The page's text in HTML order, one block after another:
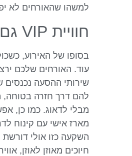
למשהו שהאורחים לא
חוויית VIP גם בסוף הערב
בסופו של האירוע,
עוד. האורחים שלכם
שירותי ההסעה נכנסים
להם דרך חזרה בטוחה,
מבלי לדאוג. כמו כן,
מארז אישי עם קינוח
השקעה כזו אולי
חיוכים מאוזן לאוזן,